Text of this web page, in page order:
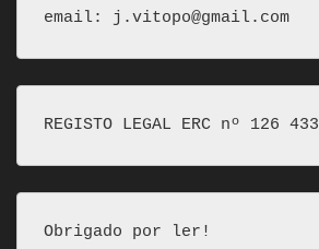
email: j.vitopo@gmail.com
REGISTO LEGAL ERC nº 126 433
Obrigado por ler!